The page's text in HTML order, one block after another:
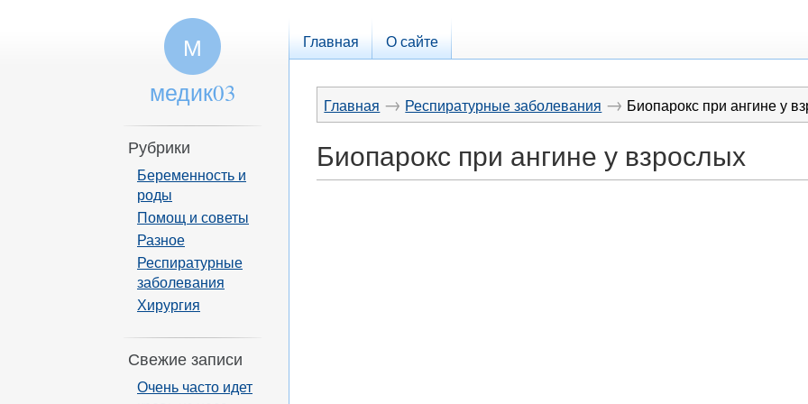
Главная О сайте
Главная → Респиратурные заболевания → Биопарокс при ангине у
Биопарокс при ангине у взрослых
М
медик03
Рубрики
Беременность и
роды
Помощ и советы
Разное
Респиратурные
заболевания
Хирургия
Свежие записи
Очень часто идет